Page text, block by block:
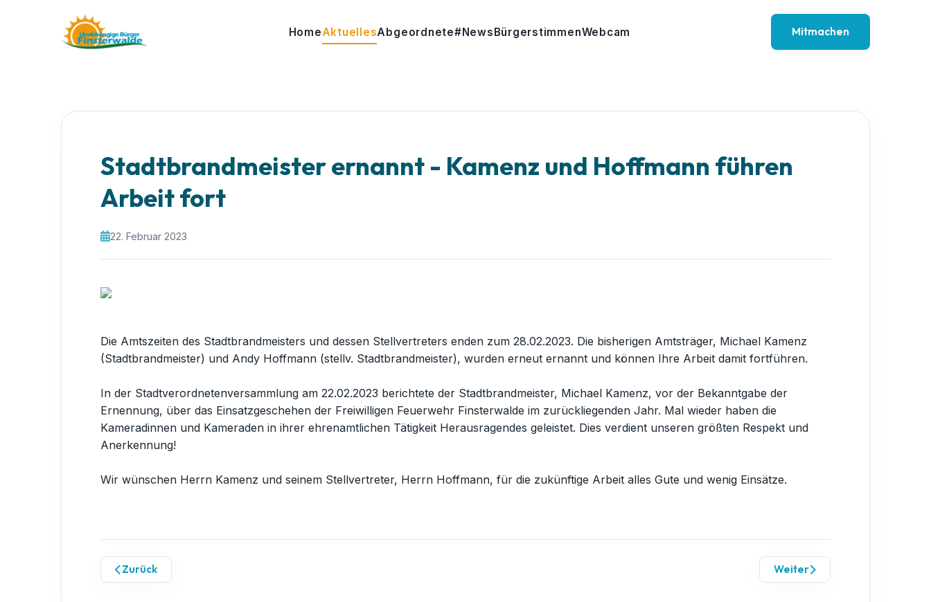
HomeAktuellesAbgeordnete#NewsBürgerstimmenWebcam Mitmachen
Stadtbrandmeister ernannt - Kamenz und Hoffmann führen
Arbeit fort
22. Februar 2023
Die Amtszeiten des Stadtbrandmeisters und dessen Stellvertreters enden zum 28.02.2023. Die bisherigen Amtsträger, Michael Kamenz
(Stadtbrandmeister) und Andy Hoffmann (stellv. Stadtbrandmeister), wurden erneut ernannt und können Ihre Arbeit damit fortführen.
In der Stadtverordnetenversammlung am 22.02.2023 berichtete der Stadtbrandmeister, Michael Kamenz, vor der Bekanntgabe der
Ernennung, über das Einsatzgeschehen der Freiwilligen Feuerwehr Finsterwalde im zurückliegenden Jahr. Mal wieder haben die
Kameradinnen und Kameraden in ihrer ehrenamtlichen Tätigkeit Herausragendes geleistet. Dies verdient unseren größten Respekt und
Anerkennung!
Wir wünschen Herrn Kamenz und seinem Stellvertreter, Herrn Hoffmann, für die zukünftige Arbeit alles Gute und wenig Einsätze.
Zurück Weiter